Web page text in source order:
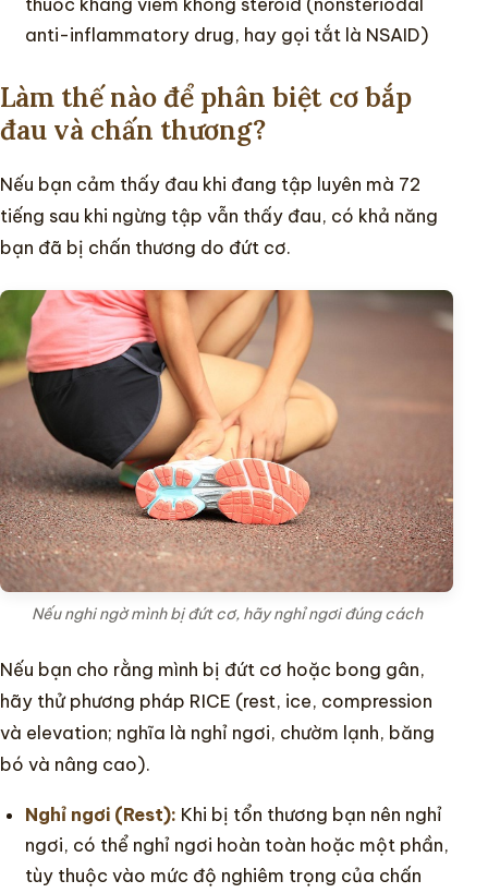
thuốc kháng viêm không steroid (nonsteriodal
anti-inflammatory drug, hay gọi tắt là NSAID)
Làm thế nào để phân biệt cơ bắp
đau và chấn thương?
Nếu bạn cảm thấy đau khi đang tập luyên mà 72
tiếng sau khi ngừng tập vẫn thấy đau, có khả năng
bạn đã bị chấn thương do đứt cơ.
Nếu nghi ngờ mình bị đứt cơ, hãy nghỉ ngơi đúng cách
Nếu bạn cho rằng mình bị đứt cơ hoặc bong gân,
hãy thử phương pháp RICE (rest, ice, compression
và elevation; nghĩa là nghỉ ngơi, chườm lạnh, băng
bó và nâng cao).
Nghỉ ngơi (Rest): Khi bị tổn thương bạn nên nghỉ
ngơi, có thể nghỉ ngơi hoàn toàn hoặc một phần,
tùy thuộc vào mức độ nghiêm trọng của chấn